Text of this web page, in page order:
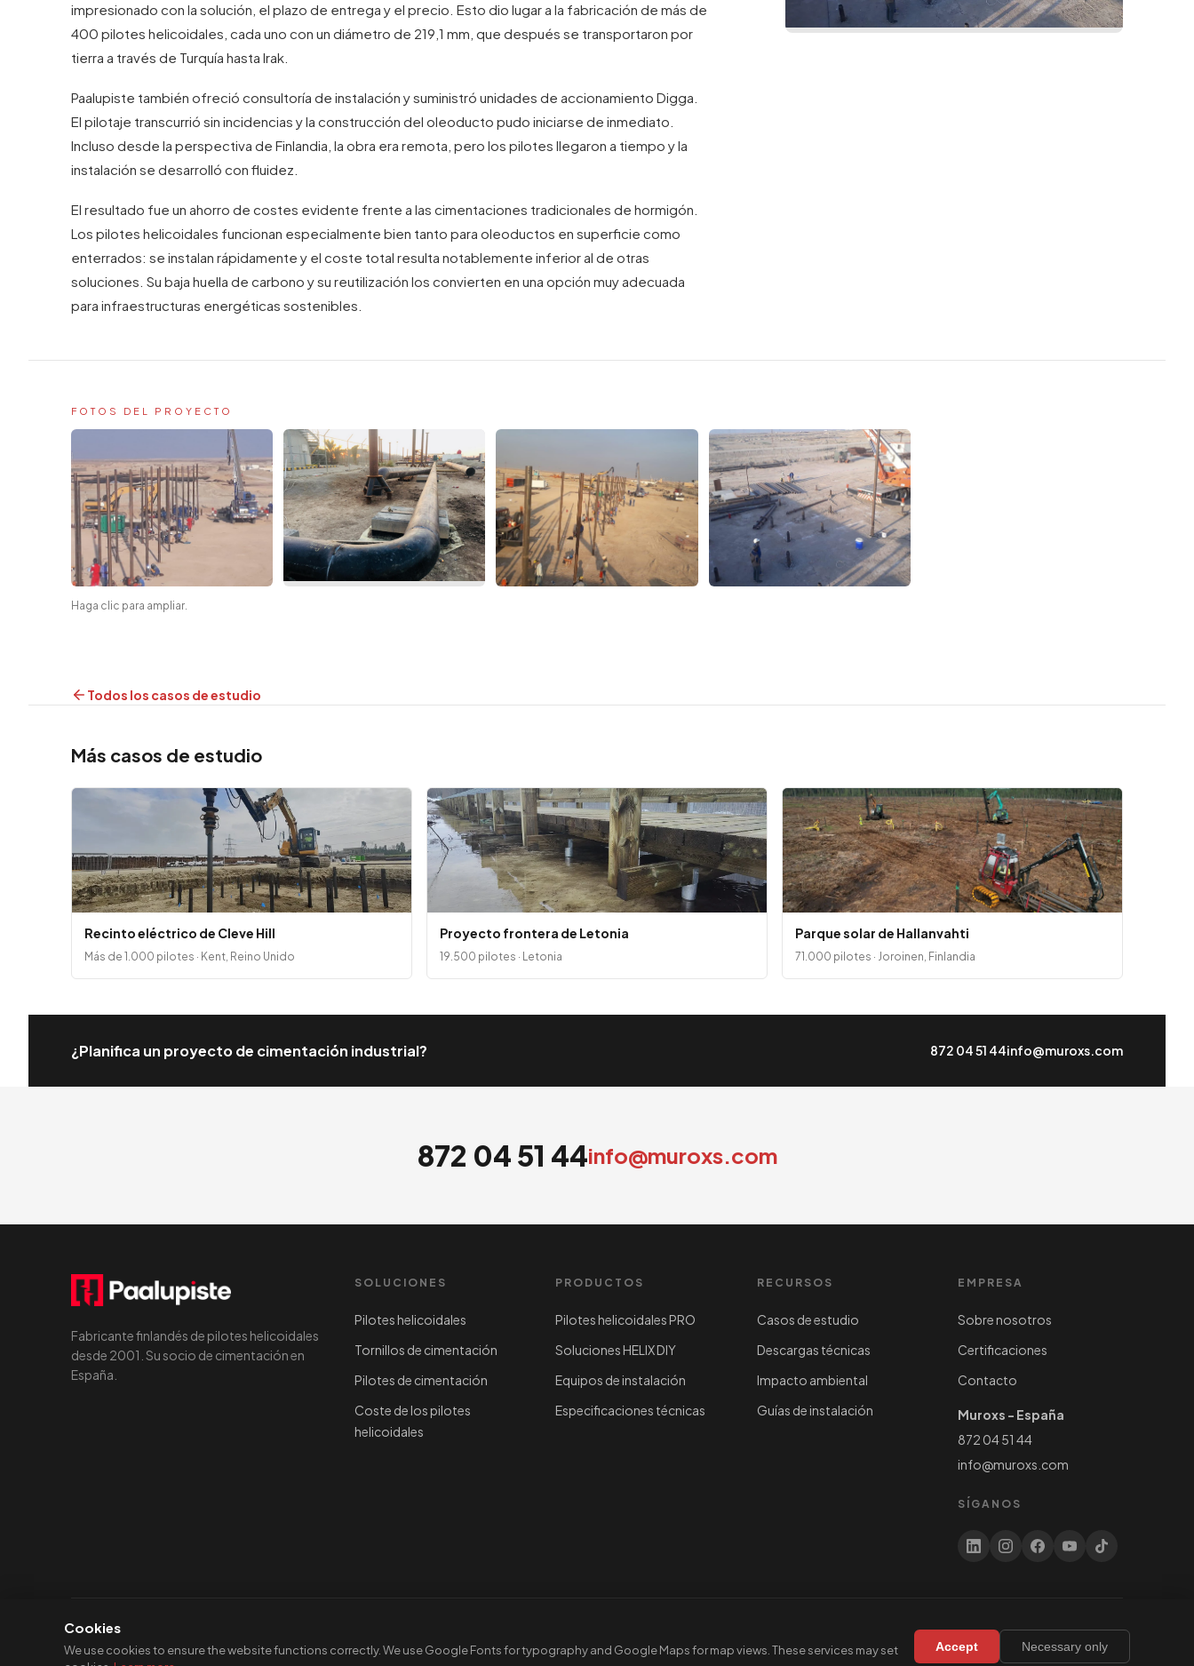
impresionado con la solución, el plazo de entrega y el precio. Esto dio lugar a la fabricación de más de
400 pilotes helicoidales, cada uno con un diámetro de 219,1 mm, que después se transportaron por
tierra a través de Turquía hasta Irak.
Paalupiste también ofreció consultoría de instalación y suministró unidades de accionamiento Digga.
El pilotaje transcurrió sin incidencias y la construcción del oleoducto pudo iniciarse de inmediato.
Incluso desde la perspectiva de Finlandia, la obra era remota, pero los pilotes llegaron a tiempo y la
instalación se desarrolló con fluidez.
El resultado fue un ahorro de costes evidente frente a las cimentaciones tradicionales de hormigón.
Los pilotes helicoidales funcionan especialmente bien tanto para oleoductos en superficie como
enterrados: se instalan rápidamente y el coste total resulta notablemente inferior al de otras
soluciones. Su baja huella de carbono y su reutilización los convierten en una opción muy adecuada
para infraestructuras energéticas sostenibles.
FOTOS DEL PROYECTO
Haga clic para ampliar.
Todos los casos de estudio
Más casos de estudio
Recinto eléctrico de Cleve Hill
Más de 1.000 pilotes · Kent, Reino Unido
Proyecto frontera de Letonia
19.500 pilotes · Letonia
Parque solar de Hallanvahti
71.000 pilotes · Joroinen, Finlandia
¿Planifica un proyecto de cimentación industrial? 872 04 51 44info@muroxs.com
872 04 51 44info@muroxs.com
Fabricante finlandés de pilotes helicoidales
desde 2001. Su socio de cimentación en
España.
SOLUCIONES
Pilotes helicoidales
Tornillos de cimentación
Pilotes de cimentación
Coste de los pilotes
helicoidales
PRODUCTOS
Pilotes helicoidales PRO
Soluciones HELIX DIY
Equipos de instalación
Especificaciones técnicas
RECURSOS
Casos de estudio
Descargas técnicas
Impacto ambiental
Guías de instalación
EMPRESA
Sobre nosotros
Certificaciones
Contacto
Muroxs - España
872 04 51 44
info@muroxs.com
SÍGANOS
© 2026 Paalupiste Oy. Todos los derechos reservados. Hecho en Finlandia. | Hallitie 4, 06400 Porvoo, Finlandia
Cookies
We use cookies to ensure the website functions correctly. We use Google Fonts for typography and Google Maps for map views. These services may set
Accept Necessary only